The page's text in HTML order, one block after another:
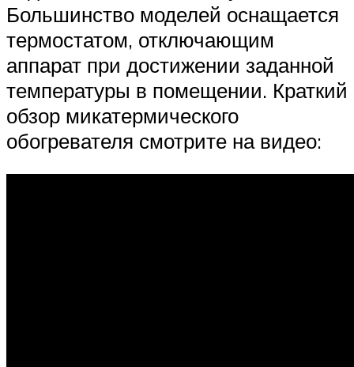
Большинство моделей оснащается
термостатом, отключающим
аппарат при достижении заданной
температуры в помещении. Краткий
обзор микатермического
обогревателя смотрите на видео: